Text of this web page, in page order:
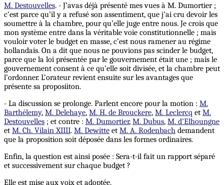
M. Destouvelles. - J’avas déjà présenté mes vues à M. Dumortier ;
c’est parce qu’il y a refusé son assentiment, que j’ai cru devoir les
soumettre à la chambre, pour qu’elle juge entre nous. Je crois que
mon système entre dans la véritable voie constitutionnelle ; mais
vouloir voter le budget en masse, c’est nous ramener au régime
hollandais. On a dit que nous ne pouvions pas scinder le budget,
parce que la loi présentée par le gouvernement était une ; mais le
gouvernement consent à ce qu’elle soit divisée, et la chambre peut
l’ordonner. L’orateur revient ensuite sur les avantages que
présente sa proposiiton.
- La discussion se prolonge. Parlent encore pour la motion : M.
Barthélemy, M. Delehaye, M. H. de Brouckere, M. Leclercq et M.
Destouvelles ; et contre : M. Dumortier, M. Dubus, M. d’Elhoungne
et M. Ch. Vilain XIIII. M. Dewitte et M. A. Rodenbach demandent
que la proposition soit déposée dans les formes ordinaires.
Enfin, la question est ainsi posée : Sera-t-il fait un rapport séparé
et successivement sur chaque budget ?
Elle est mise aux voix et adoptée.